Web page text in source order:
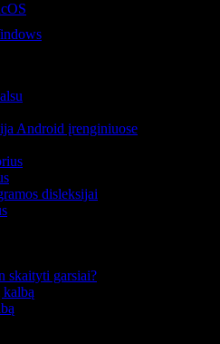
Android įrenginiuose
disleksijai
skaityti garsiai?